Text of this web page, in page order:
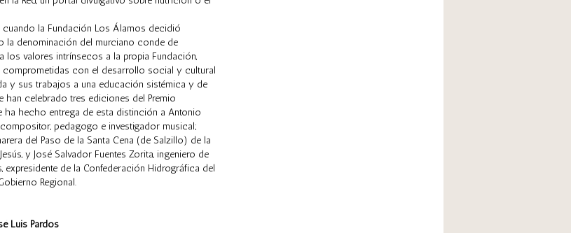
cuando la Fundación Los Álamos decidió
la denominación del murciano conde de
los valores intrínsecos a la propia Fundación,
comprometidas con el desarrollo social y cultural
y sus trabajos a una educación sistémica y de
han celebrado tres ediciones del Premio
ha hecho entrega de esta distinción a Antonio
compositor, pedagogo e investigador musical;
del Paso de la Santa Cena (de Salzillo) de la
y José Salvador Fuentes Zorita, ingeniero de
expresidente de la Confederación Hidrográfica del
Regional.
Luis Pardos